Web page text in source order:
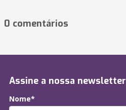
0 comentários
Assine a nossa newsletter
Nome*